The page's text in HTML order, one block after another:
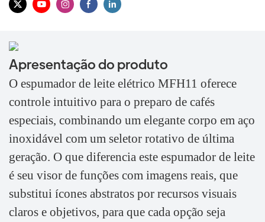
Apresentação do produto
O espumador de leite elétrico MFH11 oferece
controle intuitivo para o preparo de cafés
especiais, combinando um elegante corpo em aço
inoxidável com um seletor rotativo de última
geração. O que diferencia este espumador de leite
é seu visor de funções com imagens reais, que
substitui ícones abstratos por recursos visuais
claros e objetivos, para que cada opção seja